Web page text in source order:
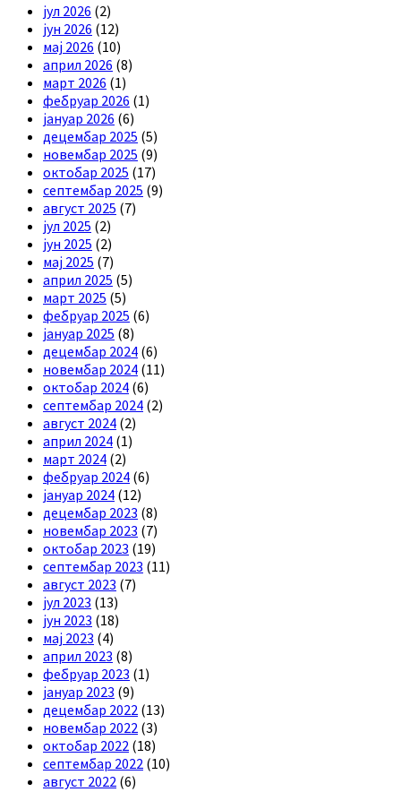
јул 2026 (2)
јун 2026 (12)
мај 2026 (10)
април 2026 (8)
март 2026 (1)
фебруар 2026 (1)
јануар 2026 (6)
децембар 2025 (5)
новембар 2025 (9)
октобар 2025 (17)
септембар 2025 (9)
август 2025 (7)
јул 2025 (2)
јун 2025 (2)
мај 2025 (7)
април 2025 (5)
март 2025 (5)
фебруар 2025 (6)
јануар 2025 (8)
децембар 2024 (6)
новембар 2024 (11)
октобар 2024 (6)
септембар 2024 (2)
август 2024 (2)
април 2024 (1)
март 2024 (2)
фебруар 2024 (6)
јануар 2024 (12)
децембар 2023 (8)
новембар 2023 (7)
октобар 2023 (19)
септембар 2023 (11)
август 2023 (7)
јул 2023 (13)
јун 2023 (18)
мај 2023 (4)
април 2023 (8)
фебруар 2023 (1)
јануар 2023 (9)
децембар 2022 (13)
новембар 2022 (3)
октобар 2022 (18)
септембар 2022 (10)
август 2022 (6)